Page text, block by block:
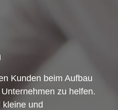
Kunden beim Aufbau
zu helfen.
kleine und